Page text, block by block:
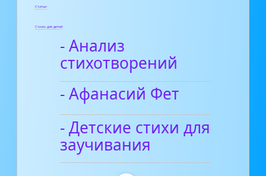
Статьи
Стихи для детей
- Анализ
стихотворений
- Афанасий Фет
- Детские стихи для
заучивания